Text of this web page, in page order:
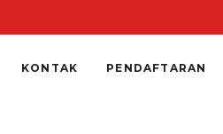
KONTAK PENDAFTARAN